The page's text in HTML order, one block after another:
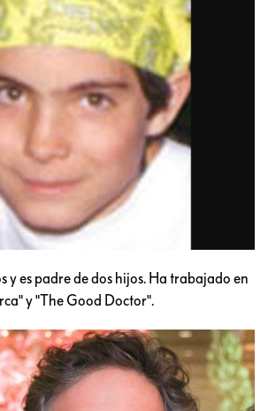
y es padre de dos hijos. Ha trabajado en
y "The Good Doctor".